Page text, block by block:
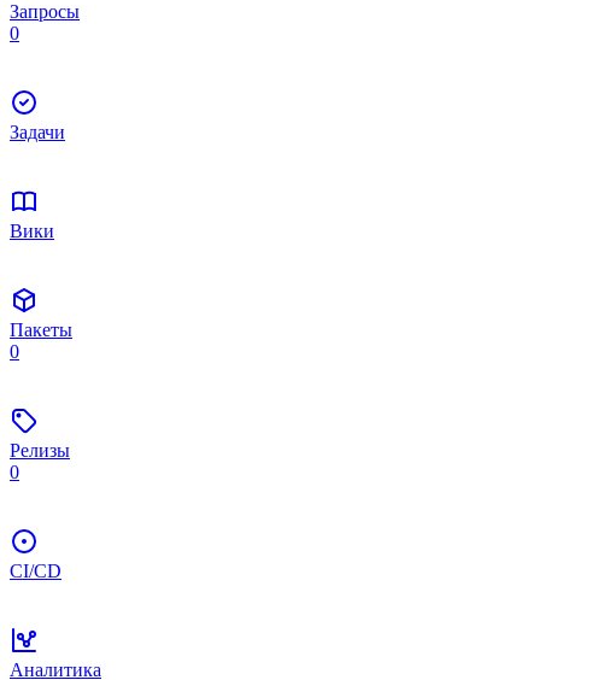
Запросы
0
Задачи
Вики
Пакеты
0
Релизы
0
CI/CD
Аналитика